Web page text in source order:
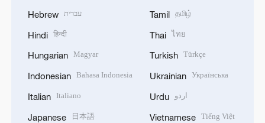
Hebrew עברית
Hindi हिन्दी
Hungarian Magyar
Indonesian Bahasa Indonesia
Italian Italiano
Japanese 日本語
Tamil தமிழ்
Thai ไทย
Turkish Türkçe
Ukrainian Українська
Urdu اردو
Vietnamese Tiếng Việt